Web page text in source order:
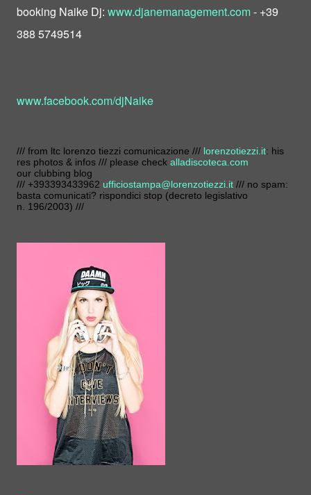
booking Naike Dj: www.djanemanagement.com- +39
388 5749514
www.facebook.com/djNaike
/// from ltc lorenzo tiezzi comunicazione /// lorenzotiezzi.it: his
res photos & infos /// please check alladiscoteca.com
our clubbing blog
/// +393393433962 ufficiostampa@lorenzotiezzi.it /// no spam:
basta comunicati? rispondici stop (decreto legislativo
n. 196/2003) ///